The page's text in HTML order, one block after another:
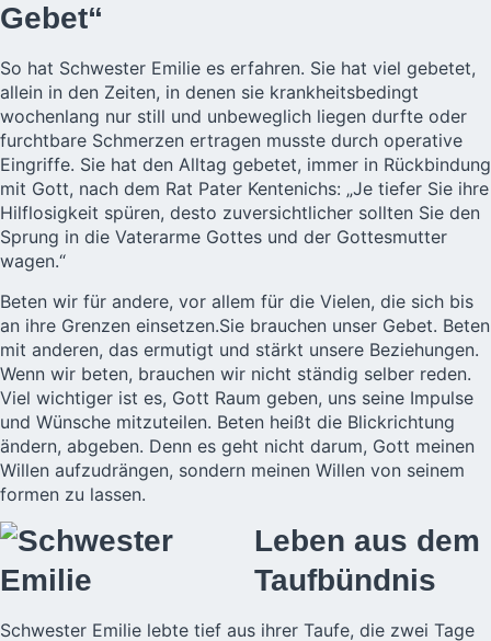
Gebet“
So hat Schwester Emilie es erfahren. Sie hat viel gebetet,
allein in den Zeiten, in denen sie krankheitsbedingt
wochenlang nur still und unbeweglich liegen durfte oder
furchtbare Schmerzen ertragen musste durch operative
Eingriffe. Sie hat den Alltag gebetet, immer in Rückbindung
mit Gott, nach dem Rat Pater Kentenichs: „Je tiefer Sie ihre
Hilflosigkeit spüren, desto zuversichtlicher sollten Sie den
Sprung in die Vaterarme Gottes und der Gottesmutter
wagen.“
Beten wir für andere, vor allem für die Vielen, die sich bis
an ihre Grenzen einsetzen.Sie brauchen unser Gebet. Beten
mit anderen, das ermutigt und stärkt unsere Beziehungen.
Wenn wir beten, brauchen wir nicht ständig selber reden.
Viel wichtiger ist es, Gott Raum geben, uns seine Impulse
und Wünsche mitzuteilen. Beten heißt die Blickrichtung
ändern, abgeben. Denn es geht nicht darum, Gott meinen
Willen aufzudrängen, sondern meinen Willen von seinem
formen zu lassen.
Leben aus dem
Taufbündnis
Schwester Emilie lebte tief aus ihrer Taufe, die zwei Tage